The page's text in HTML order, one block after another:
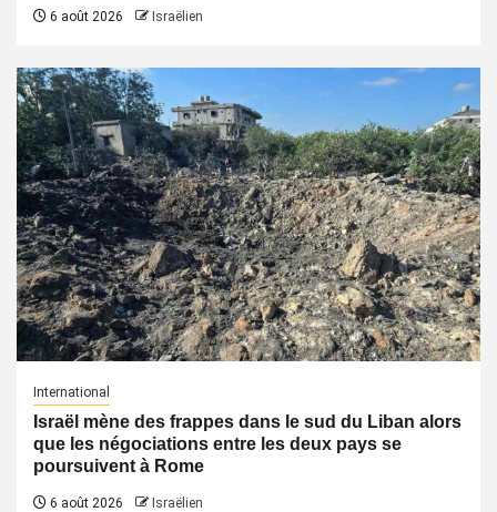
6 août 2026 Israëlien
International
Israël mène des frappes dans le sud du Liban alors
que les négociations entre les deux pays se
poursuivent à Rome
6 août 2026 Israëlien